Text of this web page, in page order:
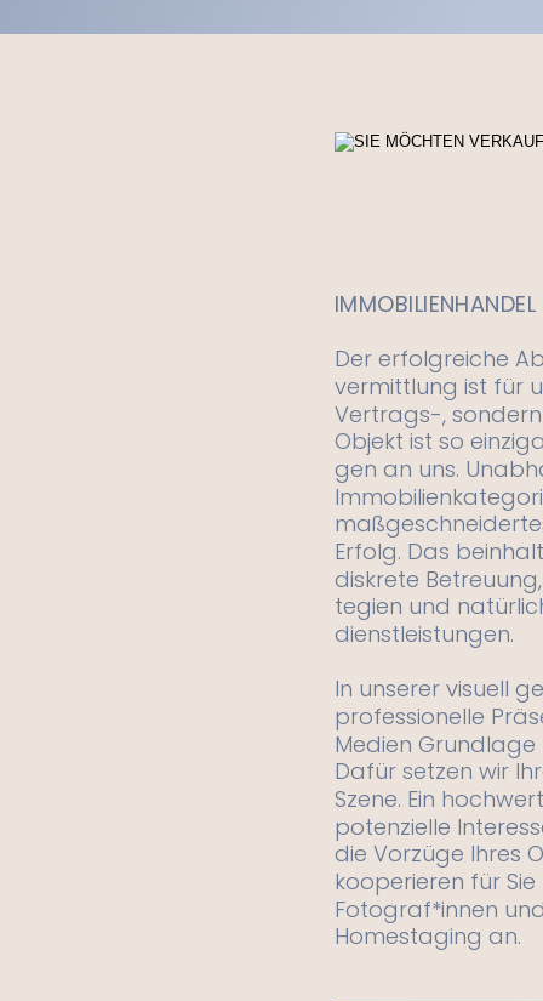
Der erfolgreiche
vermittlung ist für
Vertrags-,
Objekt ist so
gen an uns.
Erfolg. Das
diskrete
tegien und
dienstleistungen.
In unserer visuell
professionelle
Medien
Dafür setzen wir
Szene. Ein
potenzielle
die Vorzüge Ihres
kooperieren für
Fotograf*innen
Homestaging an.